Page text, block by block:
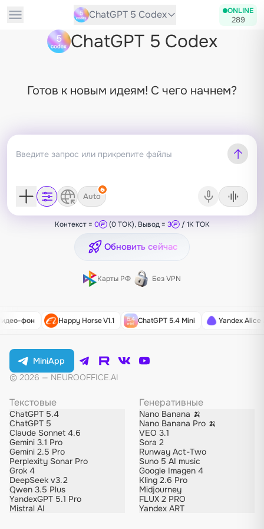
ChatGPT 5 Codex ONLINE
289
ChatGPT 5 Codex
Готов к новым идеям! С чего начнем?
Auto
Контекст = 0 (0 TOK), Вывод = 3 / 1K TOK
Обновить сейчас
Карты РФ Без VPN
фон Happy Horse V1.1 ChatGPT 5.4 Mini Yandex Alice
MiniApp
© 2026 — NEUROOFFICE.AI
Текстовые
ChatGPT 5.4
ChatGPT 5
Claude Sonnet 4.6
Gemini 3.1 Pro
Gemini 2.5 Pro
Perplexity Sonar Pro
Grok 4
DeepSeek v3.2
Qwen 3.5 Plus
YandexGPT 5.1 Pro
Mistral AI
Генеративные
Nano Banana 🍌
Nano Banana Pro 🍌
VEO 3.1
Sora 2
Runway Act-Two
Suno 5 AI music
Google Imagen 4
Kling 2.6 Pro
Midjourney
FLUX 2 PRO
Yandex ART